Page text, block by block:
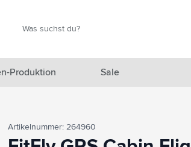
anzeigen
Produktion Sale
Artikelnummer: 264960